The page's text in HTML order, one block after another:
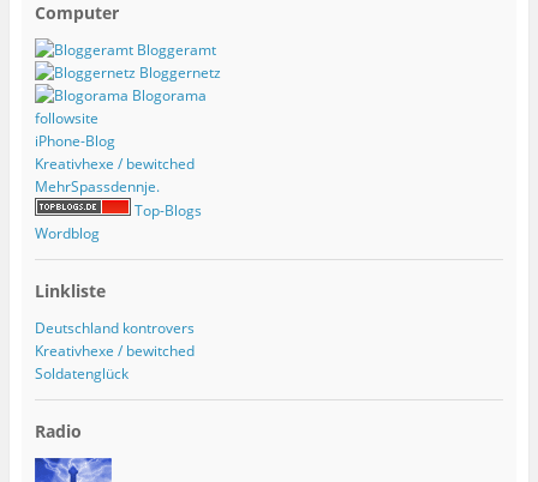
Computer
Bloggeramt
Bloggernetz
Blogorama
followsite
iPhone-Blog
Kreativhexe / bewitched
MehrSpassdennje.
Top-Blogs
Wordblog
Linkliste
Deutschland kontrovers
Kreativhexe / bewitched
Soldatenglück
Radio